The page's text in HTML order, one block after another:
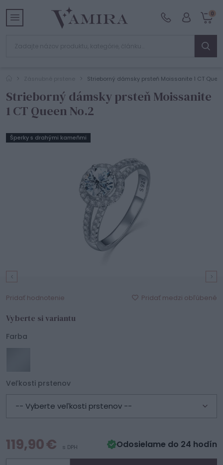
0
Strieborný dámsky prsteň Moissanite 1 CT
Strieborný dámsky prsteň Moissanite
1 CT Queen No.2
Šperky s drahými kameňmi
Pridať hodnotenie Pridať medzi obľúbené
Vyberte si variantu
Farba
Veľkosti prstenov
-- Vyberte veľkosti prstenov --
119,90 € s DPH Odosielame do 24 hodín